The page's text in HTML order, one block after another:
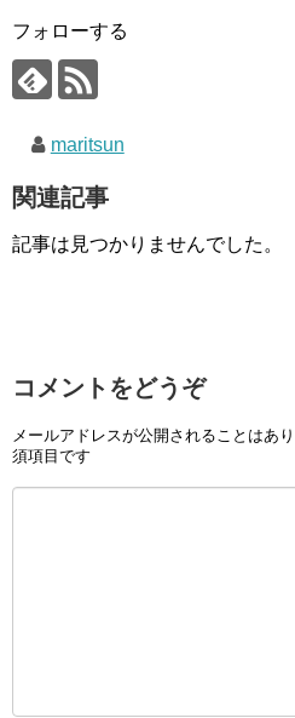
フォローする
maritsun
関連記事
記事は見つかりませんでした。
コメントをどうぞ
メールアドレスが公開されることはあり
須項目です